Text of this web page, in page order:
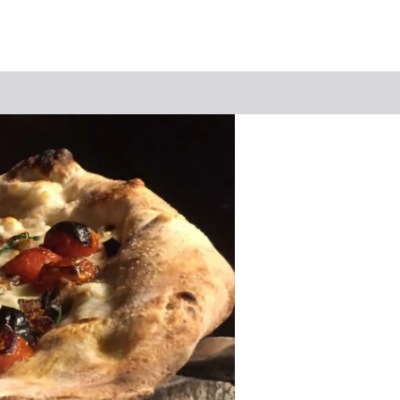
Suchbegriff
Das könnte Sie interessieren
Stadtführungen
Ausflugsziele
Erlebnisse
Wein
Radfahren
Wandern